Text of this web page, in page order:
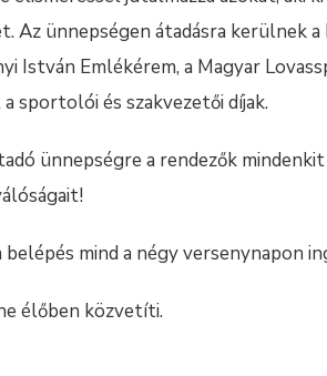
Az ünnepségen átadásra kerülnek a
István Emlékérem, a Magyar
sportolói és szakvezetői díjak.
ünnepségre a rendezők
mind a négy versenynapon
élőben közvetíti.